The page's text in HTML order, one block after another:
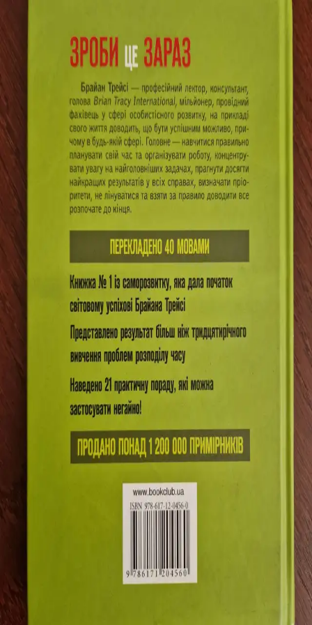
Продати Книгу
Головна
Зроби це зараз. 21 чудовий спосіб зробити
більше за менший час
Брайан Трейсі
минулого тижня
Зроби це зараз. 21 чудовий спосіб
зробити більше за менший час
ЯК НОВА
🫣 Неактуальне оголошення
Це оголошення давно не оновлювалось, тому я його
приховала.
Умови використання
Політика конфіденційності